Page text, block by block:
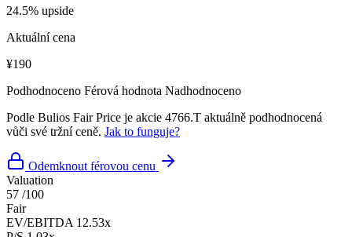
24.5% upside
Aktuální cena
¥190
Podhodnoceno Férová hodnota Nadhodnoceno
Podle Bulios Fair Price je akcie 4766.T aktuálně podhodnocená
vůči své tržní ceně. Jak to funguje?
Odemknout férovou cenu
Valuation
57 /100
Fair
EV/EBITDA 12.53x